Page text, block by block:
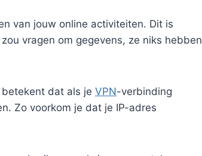
van jouw online activiteiten. Dit is
vragen om gegevens, ze niks hebben
dat als je VPN-verbinding
Zo voorkom je dat je IP-adres